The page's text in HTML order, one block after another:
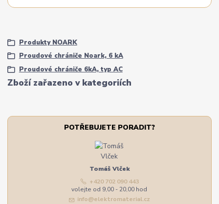
Zboží zařazeno v kategoriích
Produkty NOARK
Proudové chrániče Noark, 6 kA
Proudové chrániče 6kA, typ AC
POTŘEBUJETE PORADIT?
Tomáš Vlček
+420 702 090 443
volejte od 9,00 - 20,00 hod
info@elektromaterial.cz